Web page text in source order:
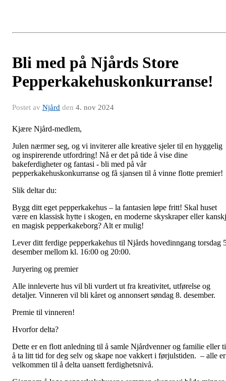
Bli med på Njårds Store
Pepperkakehuskonkurranse!
Postet av Njård den 4. nov 2024
Kjære Njård-medlem,
Julen nærmer seg, og vi inviterer alle kreative sjeler til en hyggelig
og inspirerende utfordring! Nå er det på tide å vise dine
bakeferdigheter og fantasi - bli med på vår
pepperkakehuskonkurranse og få sjansen til å vinne flotte premier!
Slik deltar du:
Bygg ditt eget pepperkakehus – la fantasien løpe fritt! Skal huset
være en klassisk hytte i skogen, en moderne skyskraper eller
en magisk pepperkakeborg? Alt er mulig!
Lever ditt ferdige pepperkakehus til Njårds hovedinngang torsdag
desember mellom kl. 16:00 og 20:00.
Juryering og premier
Alle innleverte hus vil bli vurdert ut fra kreativitet, utførelse og
detaljer. Vinneren vil bli kåret og annonsert søndag 8. desember.
Premie til vinneren!
Hvorfor delta?
Dette er en flott anledning til å samle Njårdvenner og familie eller
å ta litt tid for deg selv og skape noe vakkert i førjulstiden. – alle er
velkommen til å delta uansett ferdighetsnivå.